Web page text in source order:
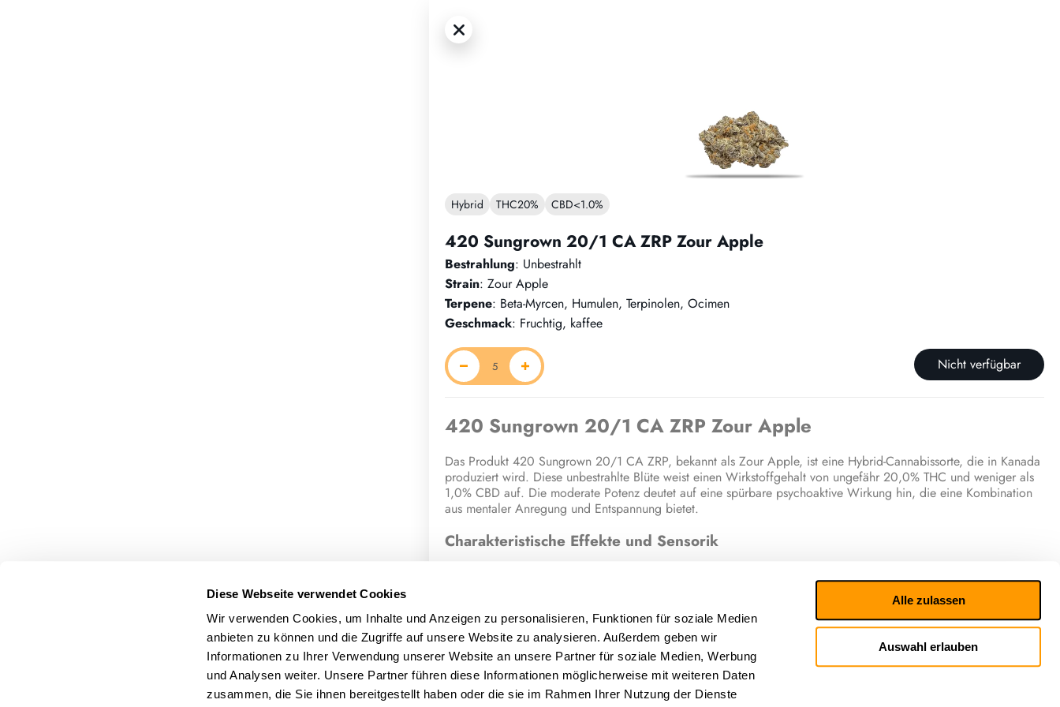
Diese Webseite verwendet Cookies
Wir verwenden Cookies, um Inhalte und Anzeigen zu personalisieren, Funktionen für soziale Medien
anbieten zu können und die Zugriffe auf unsere Website zu analysieren. Außerdem geben wir
Informationen zu Ihrer Verwendung unserer Website an unsere Partner für soziale Medien, Werbung
und Analysen weiter. Unsere Partner führen diese Informationen möglicherweise mit weiteren Daten
zusammen, die Sie ihnen bereitgestellt haben oder die sie im Rahmen Ihrer Nutzung der Dienste
Alle zulassen
Auswahl erlauben
Hybrid THC20% CBD<1.0%
420 Sungrown 20/1 CA ZRP Zour Apple
Bestrahlung: Unbestrahlt
Strain: Zour Apple
Terpene: Beta-Myrcen, Humulen, Terpinolen, Ocimen
Geschmack: Fruchtig, kaffee
Nicht verfügbar
420 Sungrown 20/1 CA ZRP Zour Apple
Das Produkt 420 Sungrown 20/1 CA ZRP, bekannt als Zour Apple, ist eine Hybrid-Cannabissorte, die in Kanada
produziert wird. Diese unbestrahlte Blüte weist einen Wirkstoffgehalt von ungefähr 20,0% THC und weniger als
1,0% CBD auf. Die moderate Potenz deutet auf eine spürbare psychoaktive Wirkung hin, die eine Kombination
aus mentaler Anregung und Entspannung bietet.
Charakteristische Effekte und Sensorik
positiven Wirkung. Die Blüte soll energetisch wirken, die Konzentration (fokussiert) steigern, die Geselligkeit
fördern und gleichzeitig eine angenehme Entspannung (relaxed) herbeiführen. Das sensorische Erlebnis wird als
eine ungewöhnliche Mischung beschrieben, mit Noten von Fruchtigkeit und Kaffee.
Terpene und potenzielle medizinische Wirkung
Die spezifischen Eigenschaften und die berichteten Effekte dieses Strains sind eng mit seinem komplexen
Terpenprofil verbunden, das Terpinolen, Beta-Myrcen, Alpha-Caryophyllene (eine Form von Beta-Caryophyllen),